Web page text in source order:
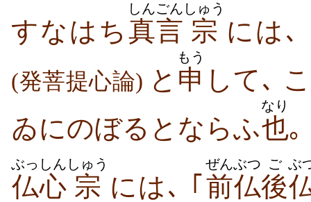
すなはち 真言
しんごん
宗
しゅう
には､
(発菩提心論) と 申
もう
して､
ゐにのぼるとならふ也
なり
｡
仏心
ぶっしん
宗
しゅう
には､ ｢ 前仏
ぜんぶつ
後
ご ぶ